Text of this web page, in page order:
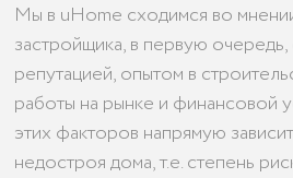
Мы в uHome сходимся во
застройщика, в первую
репутацией, опытом в
работы на рынке и финансовой
этих факторов напрямую
недостроя дома, т.е. степень